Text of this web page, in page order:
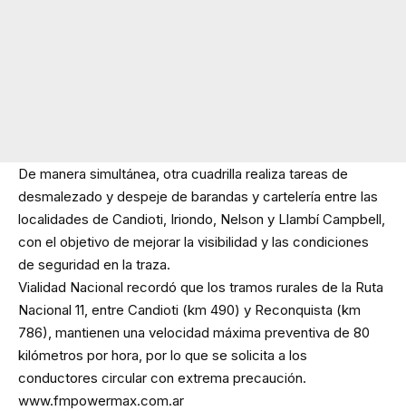
De manera simultánea, otra cuadrilla realiza tareas de
desmalezado y despeje de barandas y cartelería entre las
localidades de Candioti, Iriondo, Nelson y Llambí Campbell,
con el objetivo de mejorar la visibilidad y las condiciones
de seguridad en la traza.
Vialidad Nacional recordó que los tramos rurales de la Ruta
Nacional 11, entre Candioti (km 490) y Reconquista (km
786), mantienen una velocidad máxima preventiva de 80
kilómetros por hora, por lo que se solicita a los
conductores circular con extrema precaución.
www.fmpowermax.com.ar